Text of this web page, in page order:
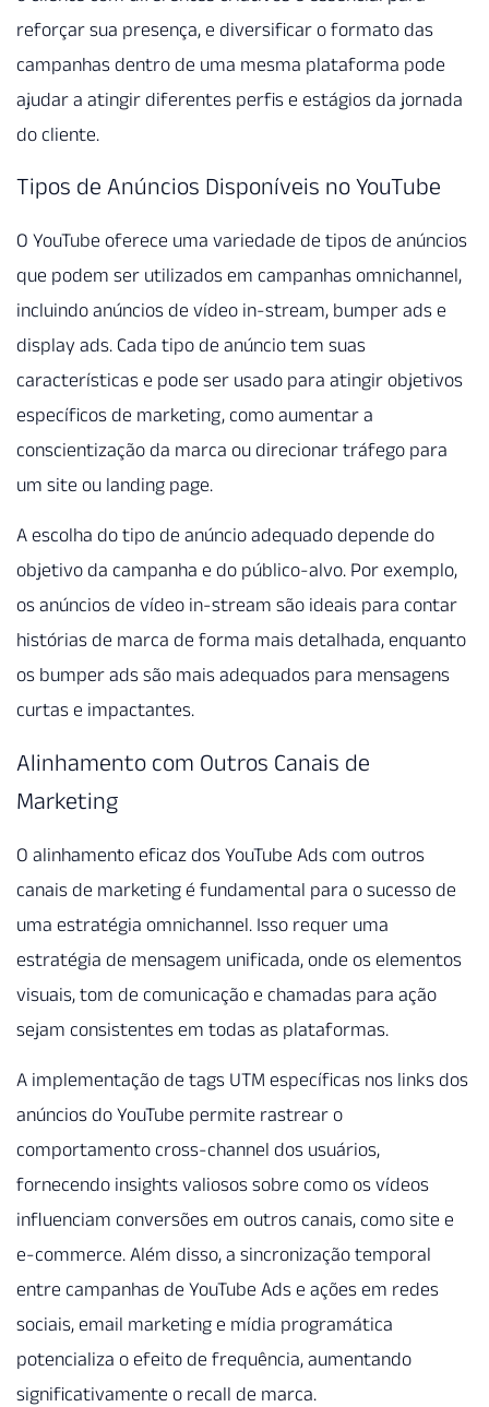
reforçar sua presença, e diversificar o formato das
campanhas dentro de uma mesma plataforma pode
ajudar a atingir diferentes perfis e estágios da jornada
do cliente.
Tipos de Anúncios Disponíveis no YouTube
O YouTube oferece uma variedade de tipos de anúncios
que podem ser utilizados em campanhas omnichannel,
incluindo anúncios de vídeo in-stream, bumper ads e
display ads. Cada tipo de anúncio tem suas
características e pode ser usado para atingir objetivos
específicos de marketing, como aumentar a
conscientização da marca ou direcionar tráfego para
um site ou landing page.
A escolha do tipo de anúncio adequado depende do
objetivo da campanha e do público-alvo. Por exemplo,
os anúncios de vídeo in-stream são ideais para contar
histórias de marca de forma mais detalhada, enquanto
os bumper ads são mais adequados para mensagens
curtas e impactantes.
Alinhamento com Outros Canais de
Marketing
O alinhamento eficaz dos YouTube Ads com outros
canais de marketing é fundamental para o sucesso de
uma estratégia omnichannel. Isso requer uma
estratégia de mensagem unificada, onde os elementos
visuais, tom de comunicação e chamadas para ação
sejam consistentes em todas as plataformas.
A implementação de tags UTM específicas nos links dos
anúncios do YouTube permite rastrear o
comportamento cross-channel dos usuários,
fornecendo insights valiosos sobre como os vídeos
influenciam conversões em outros canais, como site e
e-commerce. Além disso, a sincronização temporal
entre campanhas de YouTube Ads e ações em redes
sociais, email marketing e mídia programática
potencializa o efeito de frequência, aumentando
significativamente o recall de marca.